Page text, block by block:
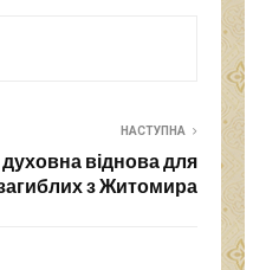
НАСТУПНА
віднова для
з Житомира